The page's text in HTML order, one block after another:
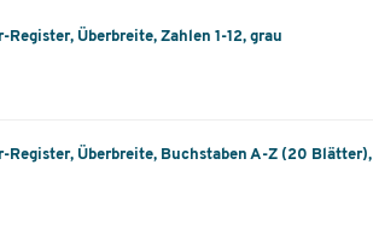
Überbreite, Zahlen 1-12, grau
Register, Überbreite, Buchstaben A-Z (20 Blätter),